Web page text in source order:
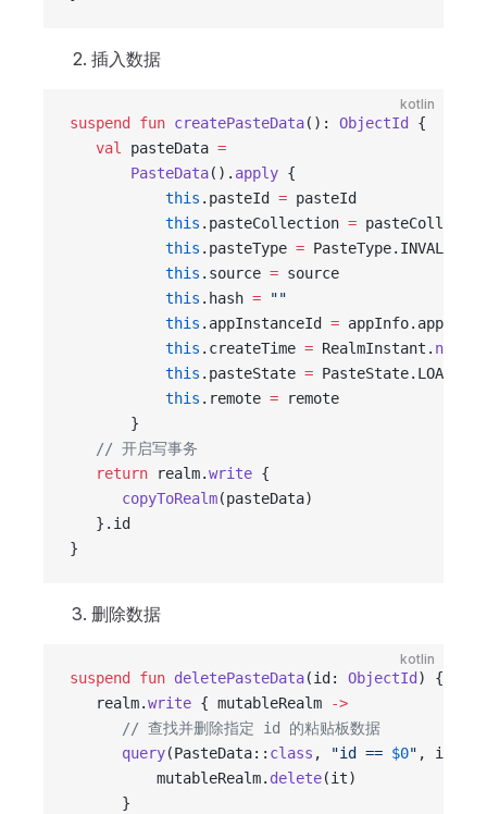
插入数据
kotlin
suspend fun createPasteData(): ObjectId
{
   val
pasteData =
       PasteData
(). apply {
           this
.pasteId = pasteId
           this
.pasteCollection =
           this
.pasteType = PasteType.INVALID
           this
.source = source
           this
.hash = ""
           this
.appInstanceId =
           this
.createTime = RealmInstant. now
           this
.pasteState = PasteState.LOADING
           this
.remote = remote
       }
   // 开启写事务
   return
realm.write {
      copyToRealm
(pasteData)
   }.id
}
删除数据
kotlin
suspend fun deletePasteData(id: ObjectId ) {
   realm.
write { mutableRealm
->
      // 查找并删除指定 id 的粘贴板数据
      query
(PasteData:: class , "id == $0" , id).
          mutableRealm.
delete(it)
      }